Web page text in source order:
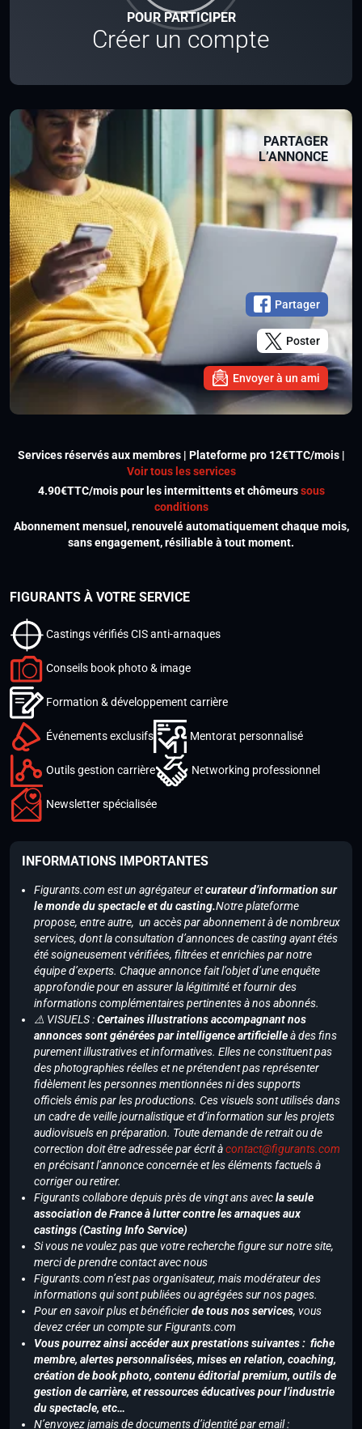
POUR PARTICIPER
Créer un compte
PARTAGER
L’ANNONCE
Partager
Poster
Envoyer à un ami
Services réservés aux membres | Plateforme pro 12€TTC/mois |
Voir tous les services
4.90€TTC/mois pour les intermittents et chômeurssous
conditions
Abonnement mensuel, renouvelé automatiquement chaque mois,
sans engagement, résiliable à tout moment.
FIGURANTS À VOTRE SERVICE
Castings vérifiés CIS anti-arnaques
Conseils book photo & image
Formation & développement carrière
Événements exclusifs Mentorat personnalisé
Outils gestion carrière Networking professionnel
Newsletter spécialisée
INFORMATIONS IMPORTANTES
Figurants.com est un agrégateur etcurateur d’information sur
le monde du spectacle et du casting.Notre plateforme
propose, entre autre, un accès par abonnement à de nombreux
services, dont la consultation d’annonces de casting ayant étés
été soigneusement vérifiées, filtrées et enrichies par notre
équipe d’experts. Chaque annonce fait l’objet d’une enquête
approfondie pour en assurer la légitimité et fournir des
informations complémentaires pertinentes à nos abonnés.
⚠️ VISUELS :Certaines illustrations accompagnant nos
annonces sont générées par intelligence artificielleà des fins
purement illustratives et informatives. Elles ne constituent pas
des photographies réelles et ne prétendent pas représenter
fidèlement les personnes mentionnées ni des supports
officiels émis par les productions. Ces visuels sont utilisés dans
un cadre de veille journalistique et d’information sur les projets
audiovisuels en préparation. Toute demande de retrait ou de
correction doit être adressée par écrit àcontact@figurants.com
en précisant l’annonce concernée et les éléments factuels à
corriger ou retirer.
Figurants collabore depuis près de vingt ans avecla seule
association de France à lutter contre les arnaques aux
castings (Casting Info Service)
Si vous ne voulez pas que votre recherche figure sur notre site,
merci de prendre contact avec nous
Figurants.com n’est pas organisateur, mais modérateur des
informations qui sont publiées ou agrégées sur nos pages.
Pour en savoir plus et bénéficierde tous nos services, vous
devez créer un compte sur Figurants.com
Vous pourrez ainsi accéder aux prestations suivantes : fiche
membre, alertes personnalisées, mises en relation, coaching,
création de book photo, contenu éditorial premium, outils de
gestion de carrière, et ressources éducatives pour l’industrie
du spectacle, etc…
N’envoyez jamais de documents d’identité par email :